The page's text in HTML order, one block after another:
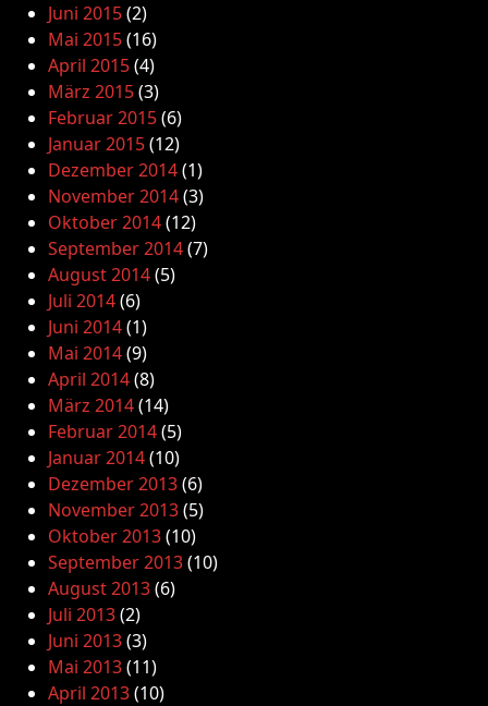
Juni 2015(2)
Mai 2015(16)
April 2015(4)
März 2015(3)
Februar 2015(6)
Januar 2015(12)
Dezember 2014(1)
November 2014(3)
Oktober 2014(12)
September 2014(7)
August 2014(5)
Juli 2014(6)
Juni 2014(1)
Mai 2014(9)
April 2014(8)
März 2014(14)
Februar 2014(5)
Januar 2014(10)
Dezember 2013(6)
November 2013(5)
Oktober 2013(10)
September 2013(10)
August 2013(6)
Juli 2013(2)
Juni 2013(3)
Mai 2013(11)
April 2013(10)